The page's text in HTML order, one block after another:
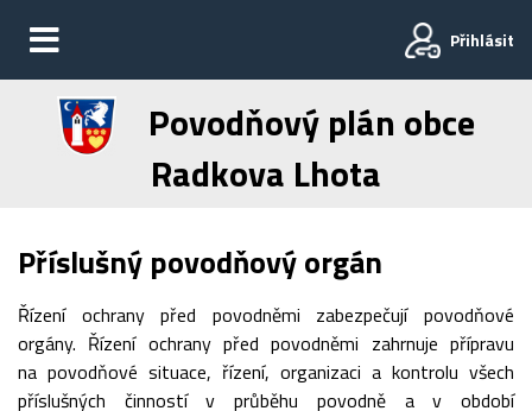
Přihlásit
Povodňový plán obce
Radkova Lhota
Příslušný povodňový orgán
Řízení ochrany před povodněmi zabezpečují povodňové
orgány. Řízení ochrany před povodněmi zahrnuje přípravu
na povodňové situace, řízení, organizaci a kontrolu všech
příslušných činností v průběhu povodně a v období